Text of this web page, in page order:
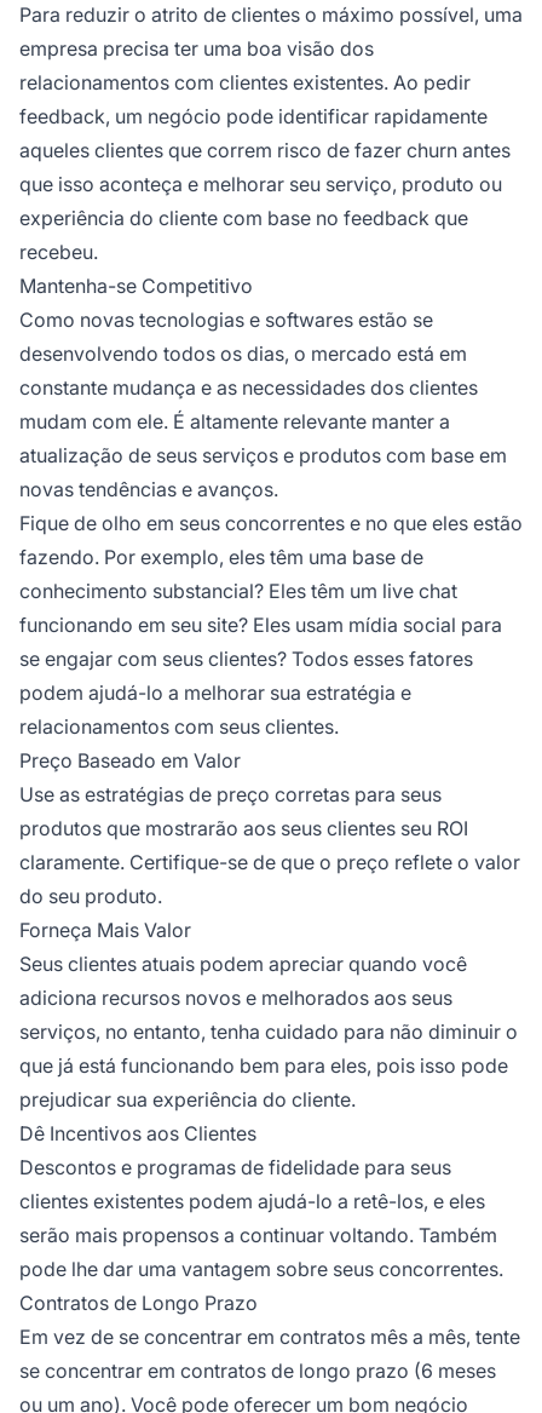
Para reduzir o atrito de clientes o máximo possível, uma
empresa precisa ter uma boa visão dos
relacionamentos com clientes existentes. Ao pedir
feedback, um negócio pode identificar rapidamente
aqueles clientes que correm risco de fazer churn antes
que isso aconteça e melhorar seu serviço, produto ou
experiência do cliente com base no feedback que
recebeu.
Mantenha-se Competitivo
Como novas tecnologias e softwares estão se
desenvolvendo todos os dias, o mercado está em
constante mudança e as necessidades dos clientes
mudam com ele. É altamente relevante manter a
atualização de seus serviços e produtos com base em
novas tendências e avanços.
Fique de olho em seus concorrentes e no que eles estão
fazendo. Por exemplo, eles têm uma base de
conhecimento substancial? Eles têm um live chat
funcionando em seu site? Eles usam mídia social para
se engajar com seus clientes? Todos esses fatores
podem ajudá-lo a melhorar sua estratégia e
relacionamentos com seus clientes.
Preço Baseado em Valor
Use as estratégias de preço corretas para seus
produtos que mostrarão aos seus clientes seu ROI
claramente. Certifique-se de que o preço reflete o valor
do seu produto.
Forneça Mais Valor
Seus clientes atuais podem apreciar quando você
adiciona recursos novos e melhorados aos seus
serviços, no entanto, tenha cuidado para não diminuir o
que já está funcionando bem para eles, pois isso pode
prejudicar sua experiência do cliente.
Dê Incentivos aos Clientes
Descontos e programas de fidelidade para seus
clientes existentes podem ajudá-lo a retê-los, e eles
serão mais propensos a continuar voltando. Também
pode lhe dar uma vantagem sobre seus concorrentes.
Contratos de Longo Prazo
Em vez de se concentrar em contratos mês a mês, tente
se concentrar em contratos de longo prazo (6 meses
ou um ano). Você pode oferecer um bom negócio